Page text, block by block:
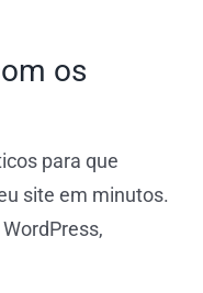
os
para que
site em minutos.